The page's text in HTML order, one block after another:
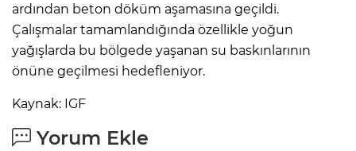
ardından beton döküm aşamasına geçildi.
Çalışmalar tamamlandığında özellikle yoğun
yağışlarda bu bölgede yaşanan su baskınlarının
önüne geçilmesi hedefleniyor.
Kaynak: IGF
Yorum Ekle